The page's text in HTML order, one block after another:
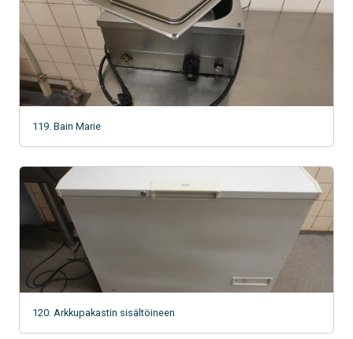
119. Bain Marie
120. Arkkupakastin sisältöineen